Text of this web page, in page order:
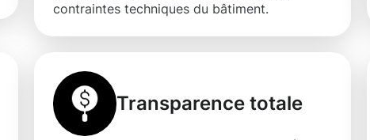
contraintes techniques du bâtiment.
Transparence totale